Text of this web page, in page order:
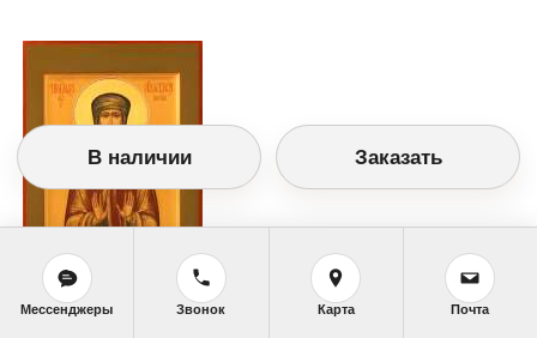
В наличии Заказать
Мессенджеры Звонок Карта Почта